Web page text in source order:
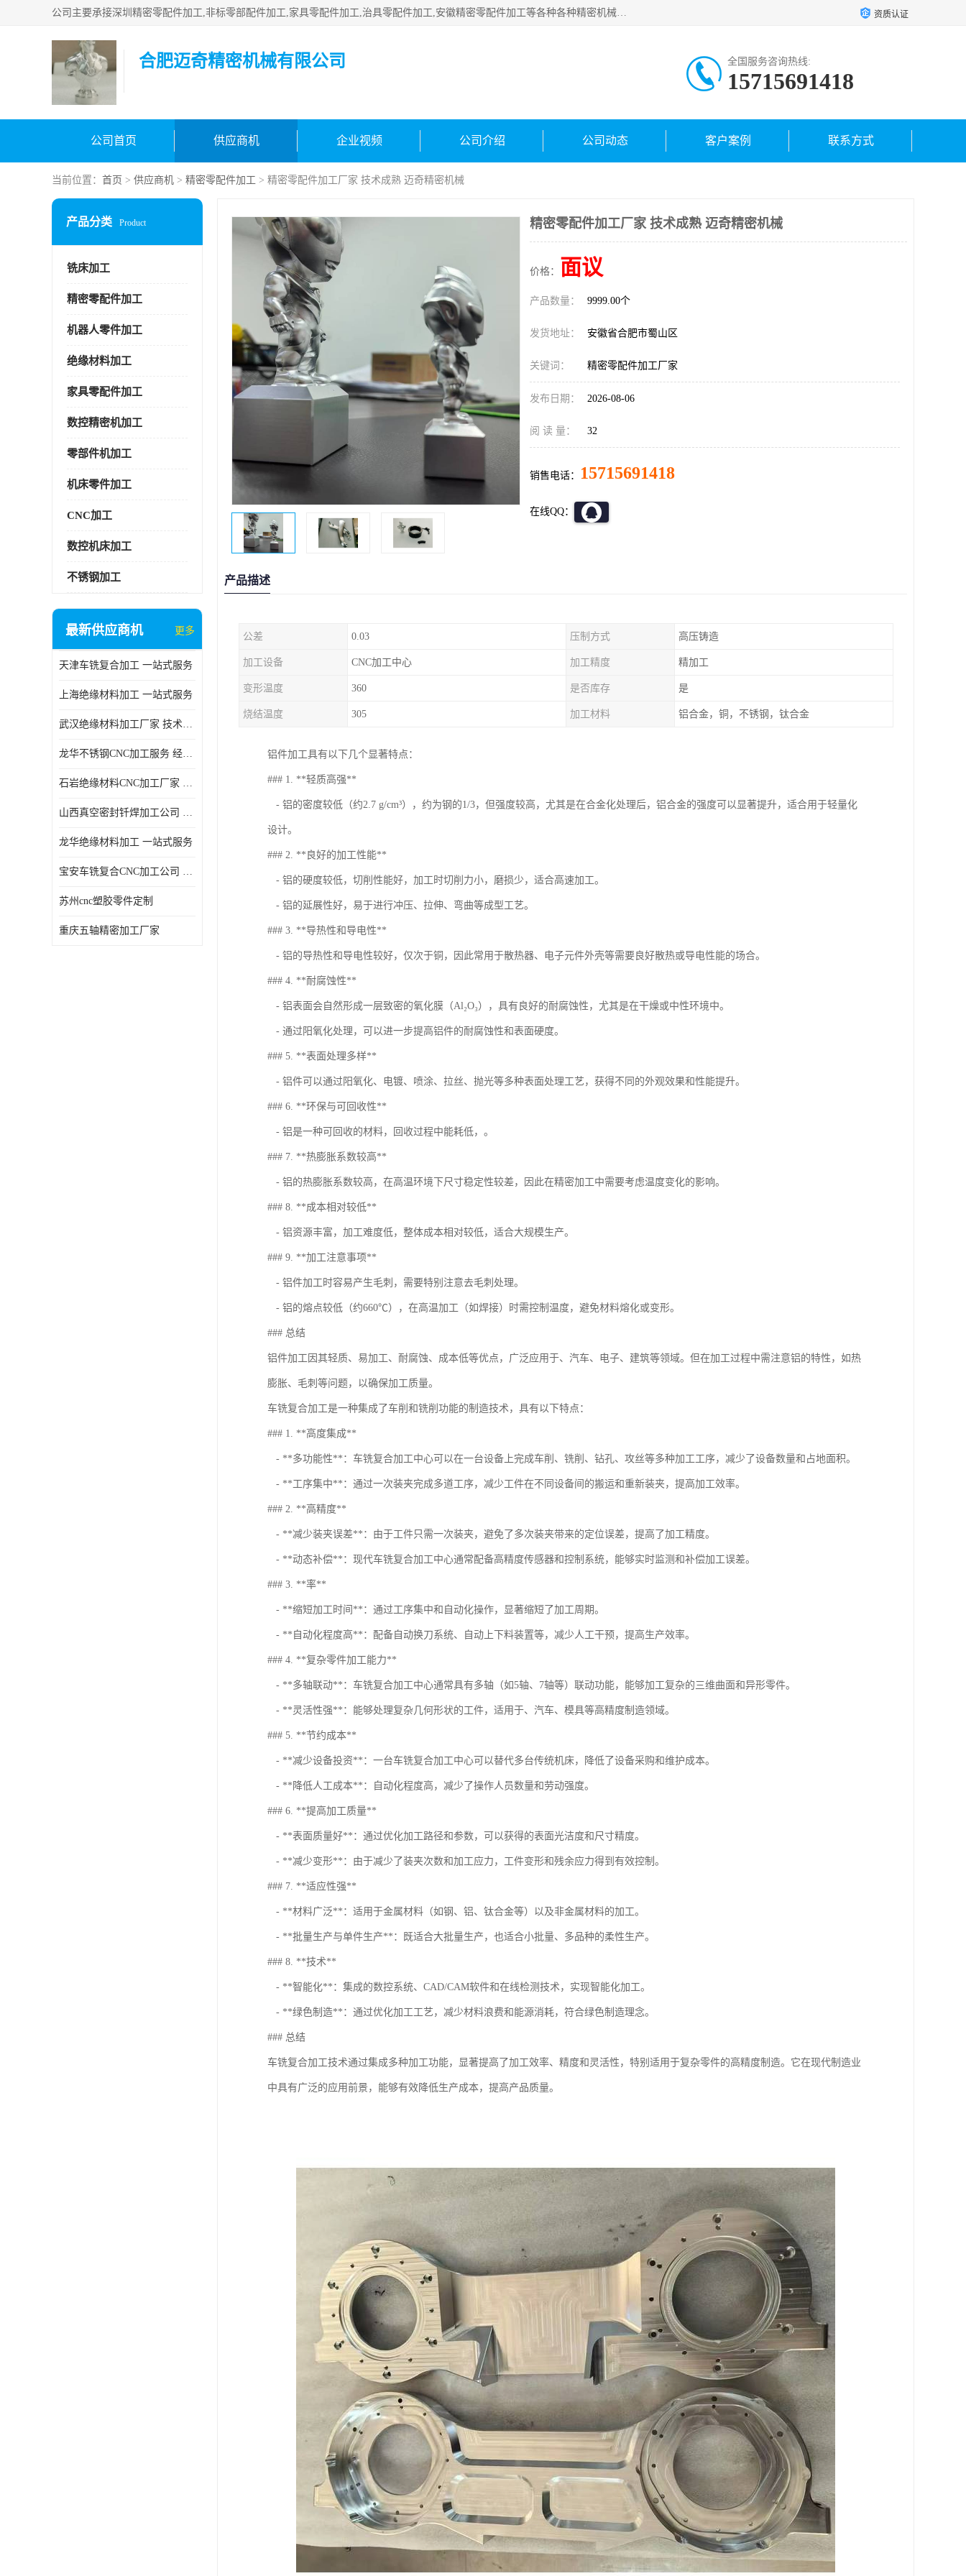
公司主要承接深圳精密零配件加工,非标零部配件加工,家具零配件加工,治具零配件加工,安徽精密零配件加工等各种各种精密机械加工，欢迎来来电咨询！ 资质认证
合肥迈奇精密机械有限公司 全国服务咨询热线:
15715691418
公司首页 供应商机 企业视频 公司介绍 公司动态 客户案例 联系方式
当前位置： 首页 > 供应商机 > 精密零配件加工 > 精密零配件加工厂家 技术成熟 迈奇精密机械
产品分类 Product
铣床加工
精密零配件加工
机器人零件加工
绝缘材料加工
家具零配件加工
数控精密机加工
零部件机加工
机床零件加工
CNC加工
数控机床加工
不锈钢加工
最新供应商机 更多
天津车铣复合加工 一站式服务
上海绝缘材料加工 一站式服务
武汉绝缘材料加工厂家 技术成熟
龙华不锈钢CNC加工服务 经验丰富
石岩绝缘材料CNC加工厂家 技术成熟
山西真空密封钎焊加工公司 经验丰富
龙华绝缘材料加工 一站式服务
宝安车铣复合CNC加工公司 技术成熟
苏州cnc塑胶零件定制
重庆五轴精密加工厂家
精密零配件加工厂家 技术成熟 迈奇精密机械
价格： 面议
产品数量： 9999.00个
发货地址： 安徽省合肥市蜀山区
关键词： 精密零配件加工厂家
发布日期： 2026-08-06
阅 读 量： 32
销售电话： 15715691418
在线QQ：
产品描述
公差 0.03 压制方式 高压铸造
加工设备 CNC加工中心 加工精度 精加工
变形温度 360 是否库存 是
烧结温度 305 加工材料 铝合金，铜，不锈钢，钛合金
铝件加工具有以下几个显著特点：
### 1. **轻质高强**
- 铝的密度较低（约2.7 g/cm³），约为钢的1/3，但强度较高，尤其是在合金化处理后，铝合金的强度可以显著提升，适合用于轻量化
设计。
### 2. **良好的加工性能**
- 铝的硬度较低，切削性能好，加工时切削力小，磨损少，适合高速加工。
- 铝的延展性好，易于进行冲压、拉伸、弯曲等成型工艺。
### 3. **导热性和导电性**
- 铝的导热性和导电性较好，仅次于铜，因此常用于散热器、电子元件外壳等需要良好散热或导电性能的场合。
### 4. **耐腐蚀性**
- 铝表面会自然形成一层致密的氧化膜（Al₂O₃），具有良好的耐腐蚀性，尤其是在干燥或中性环境中。
- 通过阳氧化处理，可以进一步提高铝件的耐腐蚀性和表面硬度。
### 5. **表面处理多样**
- 铝件可以通过阳氧化、电镀、喷涂、拉丝、抛光等多种表面处理工艺，获得不同的外观效果和性能提升。
### 6. **环保与可回收性**
- 铝是一种可回收的材料，回收过程中能耗低，。
### 7. **热膨胀系数较高**
- 铝的热膨胀系数较高，在高温环境下尺寸稳定性较差，因此在精密加工中需要考虑温度变化的影响。
### 8. **成本相对较低**
- 铝资源丰富，加工难度低，整体成本相对较低，适合大规模生产。
### 9. **加工注意事项**
- 铝件加工时容易产生毛刺，需要特别注意去毛刺处理。
- 铝的熔点较低（约660℃），在高温加工（如焊接）时需控制温度，避免材料熔化或变形。
### 总结
铝件加工因其轻质、易加工、耐腐蚀、成本低等优点，广泛应用于、汽车、电子、建筑等领域。但在加工过程中需注意铝的特性，如热
膨胀、毛刺等问题，以确保加工质量。
车铣复合加工是一种集成了车削和铣削功能的制造技术，具有以下特点：
### 1. **高度集成**
- **多功能性**：车铣复合加工中心可以在一台设备上完成车削、铣削、钻孔、攻丝等多种加工工序，减少了设备数量和占地面积。
- **工序集中**：通过一次装夹完成多道工序，减少工件在不同设备间的搬运和重新装夹，提高加工效率。
### 2. **高精度**
- **减少装夹误差**：由于工件只需一次装夹，避免了多次装夹带来的定位误差，提高了加工精度。
- **动态补偿**：现代车铣复合加工中心通常配备高精度传感器和控制系统，能够实时监测和补偿加工误差。
### 3. **率**
- **缩短加工时间**：通过工序集中和自动化操作，显著缩短了加工周期。
- **自动化程度高**：配备自动换刀系统、自动上下料装置等，减少人工干预，提高生产效率。
### 4. **复杂零件加工能力**
- **多轴联动**：车铣复合加工中心通常具有多轴（如5轴、7轴等）联动功能，能够加工复杂的三维曲面和异形零件。
- **灵活性强**：能够处理复杂几何形状的工件，适用于、汽车、模具等高精度制造领域。
### 5. **节约成本**
- **减少设备投资**：一台车铣复合加工中心可以替代多台传统机床，降低了设备采购和维护成本。
- **降低人工成本**：自动化程度高，减少了操作人员数量和劳动强度。
### 6. **提高加工质量**
- **表面质量好**：通过优化加工路径和参数，可以获得的表面光洁度和尺寸精度。
- **减少变形**：由于减少了装夹次数和加工应力，工件变形和残余应力得到有效控制。
### 7. **适应性强**
- **材料广泛**：适用于金属材料（如钢、铝、钛合金等）以及非金属材料的加工。
- **批量生产与单件生产**：既适合大批量生产，也适合小批量、多品种的柔性生产。
### 8. **技术**
- **智能化**：集成的数控系统、CAD/CAM软件和在线检测技术，实现智能化加工。
- **绿色制造**：通过优化加工工艺，减少材料浪费和能源消耗，符合绿色制造理念。
### 总结
车铣复合加工技术通过集成多种加工功能，显著提高了加工效率、精度和灵活性，特别适用于复杂零件的高精度制造。它在现代制造业
中具有广泛的应用前景，能够有效降低生产成本，提高产品质量。